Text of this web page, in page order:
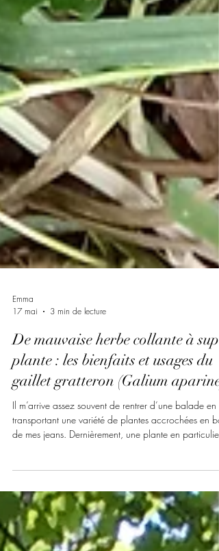
Emma
17 mai
3 min de lecture
De mauvaise herbe collante à
plante : les bienfaits et usages du
gaillet gratteron (Galium aparine)
Il m’arrive assez souvent de rentrer d’une balade en
de mes jeans. Dernièrement, une plante en particulier,
détacher quand je rentre du jardin. Je parle du gaillet
gratteron (Galium aparine) avec ses petits crochets sur
ses feuilles, ses tiges et même ses fruits qui fonctionnent
comme du scratch naturel. Cette caractéristique lui